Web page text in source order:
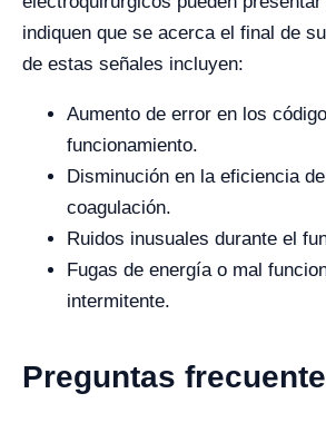
indiquen que se acerca el final de
de estas señales incluyen:
Aumento de error en los
funcionamiento.
Disminución en la eficiencia
coagulación.
Ruidos inusuales durante el
Fugas de energía o mal
intermitente.
Preguntas